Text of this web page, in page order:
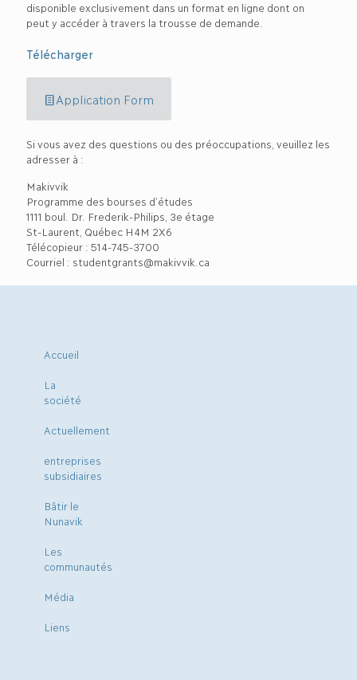
disponible exclusivement dans un format en ligne dont on
peut y accéder à travers la trousse de demande.
Télécharger
Application Form
Si vous avez des questions ou des préoccupations, veuillez les
adresser à :
Makivvik
Programme des bourses d’études
1111 boul. Dr. Frederik-Philips, 3e étage
St-Laurent, Québec H4M 2X6
Télécopieur : 514-745-3700
Courriel : studentgrants@makivvik.ca
Accueil
La
société
Actuellement
entreprises
subsidiaires
Bâtir le
Nunavik
Les
communautés
Média
Liens